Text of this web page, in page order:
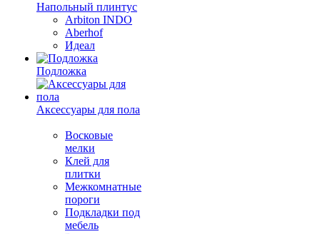
Напольный плинтус
Arbiton INDO
Aberhof
Идеал
Подложка
Аксессуары для пола
Восковые
мелки
Клей для
плитки
Межкомнатные
пороги
Подкладки под
мебель